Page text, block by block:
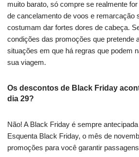
muito barato, só compre se realmente
de cancelamento de voos e remarcação
costumam dar fortes dores de cabeça.
condições das promoções que pretende
situações em que há regras que podem
sua viagem.
Os descontos de Black Friday
dia 29?
Não! A Black Friday é sempre
Esquenta Black Friday, o mês de
promoções para você garantir